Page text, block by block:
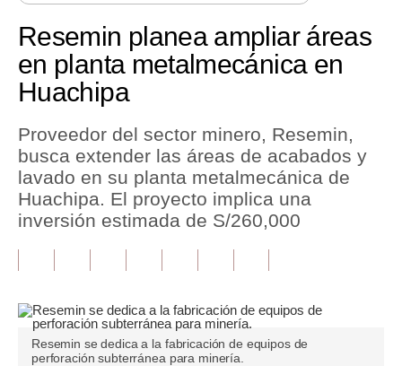
Economía
Mercados
Política
Tu Dinero
Finanzas Personales
Opinión
Resemin planea ampliar áreas
en planta metalmecánica en
Huachipa
Proveedor del sector minero, Resemin,
busca extender las áreas de acabados y
lavado en su planta metalmecánica de
Huachipa. El proyecto implica una
inversión estimada de S/260,000
Resemin se dedica a la fabricación de equipos de
perforación subterránea para minería.